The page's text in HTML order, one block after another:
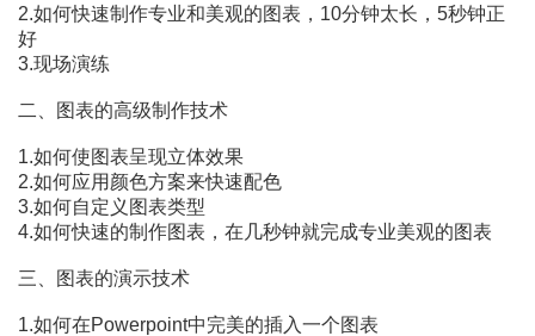
2.如何快速制作专业和美观的图表，10分钟太长，5秒钟正
好
3.现场演练
二、图表的高级制作技术
1.如何使图表呈现立体效果
2.如何应用颜色方案来快速配色
3.如何自定义图表类型
4.如何快速的制作图表，在几秒钟就完成专业美观的图表
三、图表的演示技术
1.如何在Powerpoint中完美的插入一个图表